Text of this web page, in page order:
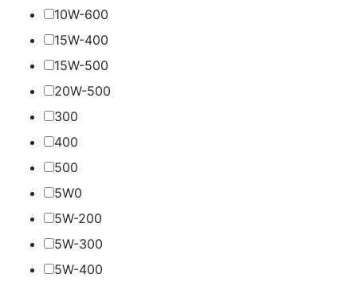
10W-600
15W-400
15W-500
20W-500
300
400
500
5W0
5W-200
5W-300
5W-400